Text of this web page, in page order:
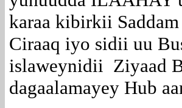
karaa kibirkii
Ciraaq iyo sidii uu
islaweynidii Ziyaad
dagaalamayey Hub